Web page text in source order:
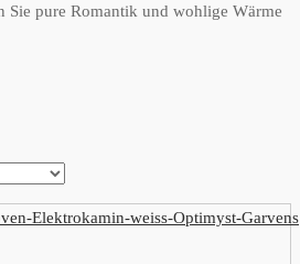
Sie pure Romantik und wohlige Wärme